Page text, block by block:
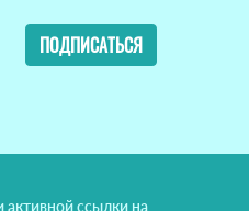
ПОДПИСАТЬСЯ
активной ссылки на